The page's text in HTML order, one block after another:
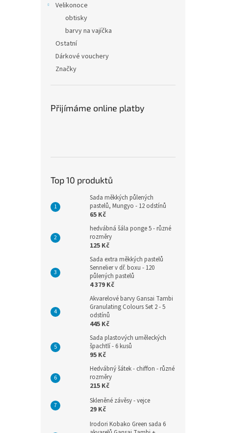
Velikonoce
obtisky
barvy na vajíčka
Ostatní
Dárkové vouchery
Značky
Přijímáme online platby
Top 10 produktů
Sada měkkých půlených
pastelů, Mungyo - 12 odstínů
65 Kč
hedvábná šála ponge 5 - různé
rozměry
125 Kč
Sada extra měkkých pastelů
Sennelier v dř. boxu - 120
půlených pastelů
4 379 Kč
Akvarelové barvy Gansai Tambi
Granulating Colours Set 2 - 5
odstínů
445 Kč
Sada plastových uměleckých
špachtlí - 6 kusů
95 Kč
Hedvábný šátek - chiffon - různé
rozměry
215 Kč
Skleněné závěsy - vejce
29 Kč
Irodori Kobako Green sada 6